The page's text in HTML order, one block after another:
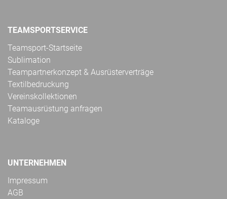
TEAMSPORTSERVICE
Teamsport-Startseite
Sublimation
Teampartnerkonzept & Ausrüsterverträge
Textilbedruckung
Vereinskollektionen
Teamausrüstung anfragen
Kataloge
UNTERNEHMEN
Impressum
AGB